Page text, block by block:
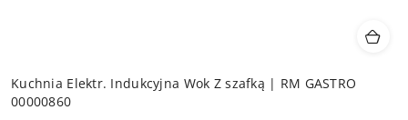
Kuchnia Elektr. Indukcyjna Wok Z szafką | RM GASTRO
00000860